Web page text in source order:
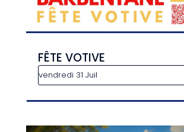
FÊTE VOTIVE
vendredi 31 Juil